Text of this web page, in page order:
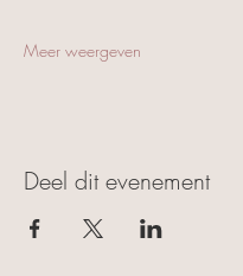
Meer weergeven
Deel dit evenement